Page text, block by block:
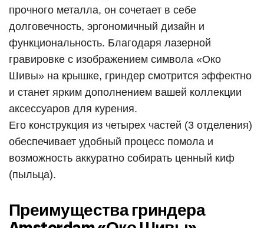
прочного металла, он сочетает в себе
долговечность, эргономичный дизайн и
функциональность. Благодаря лазерной
гравировке с изображением символа «Око
Шивы» на крышке, гриндер смотрится эффектно
и станет ярким дополнением вашей коллекции
аксессуаров для курения.
Его конструкция из четырех частей (3 отделения)
обеспечивает удобный процесс помола и
возможность аккуратно собирать ценный киф
(пыльца).
Преимущества гриндера